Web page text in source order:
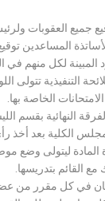
جميع العقوبات
المساعدين
لكل منهم في
التنفيذية تتولى
الخاصة بها.
النهائية بقسم
مجلس الكلية بعد أخذ
ليتولى وضع
مع القائم بتدريسها.
في كل مقرر من